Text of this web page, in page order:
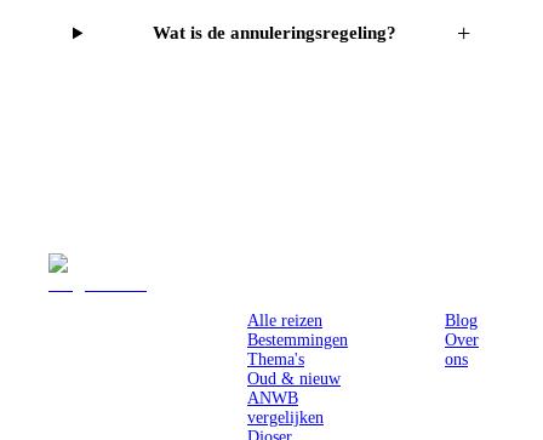
Wat is de annuleringsregeling? +
Alle reizen
Bestemmingen
Thema's
Oud & nieuw
ANWB
vergelijken
Blog
Over
ons